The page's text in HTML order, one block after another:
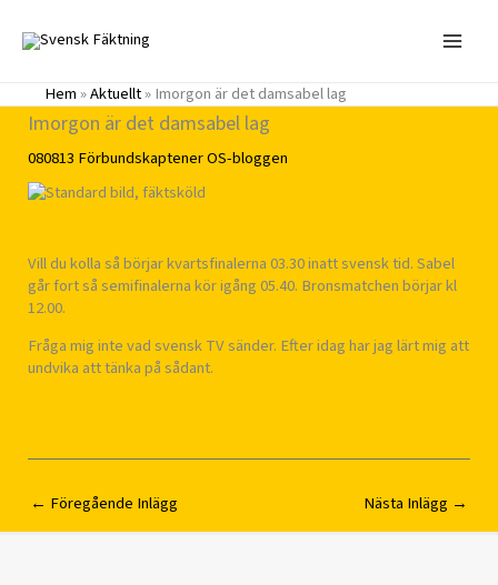
innehåll
Hem»Aktuellt»Imorgon är det damsabel lag
Imorgon är det damsabel lag
080813 FörbundskaptenerOS-bloggen
Vill du kolla så börjar kvartsfinalerna 03.30 inatt svensk tid. Sabel
går fort så semifinalerna kör igång 05.40. Bronsmatchen börjar kl
12.00.
Fråga mig inte vad svensk TV sänder. Efter idag har jag lärt mig att
undvika att tänka på sådant.
← Föregående Inlägg Nästa Inlägg →